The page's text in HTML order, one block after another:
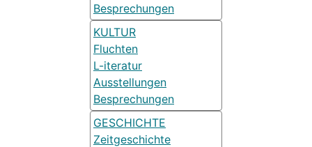
Besprechungen
KULTUR
Fluchten
L-iteratur
Ausstellungen
Besprechungen
GESCHICHTE
Zeitgeschichte